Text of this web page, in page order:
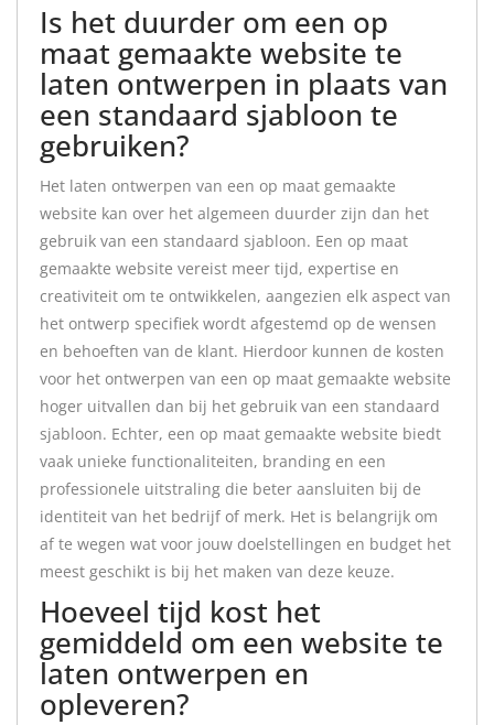
Is het duurder om een op
maat gemaakte website te
laten ontwerpen in plaats van
een standaard sjabloon te
gebruiken?
Het laten ontwerpen van een op maat gemaakte
website kan over het algemeen duurder zijn dan het
gebruik van een standaard sjabloon. Een op maat
gemaakte website vereist meer tijd, expertise en
creativiteit om te ontwikkelen, aangezien elk aspect van
het ontwerp specifiek wordt afgestemd op de wensen
en behoeften van de klant. Hierdoor kunnen de kosten
voor het ontwerpen van een op maat gemaakte website
hoger uitvallen dan bij het gebruik van een standaard
sjabloon. Echter, een op maat gemaakte website biedt
vaak unieke functionaliteiten, branding en een
professionele uitstraling die beter aansluiten bij de
identiteit van het bedrijf of merk. Het is belangrijk om
af te wegen wat voor jouw doelstellingen en budget het
meest geschikt is bij het maken van deze keuze.
Hoeveel tijd kost het
gemiddeld om een ​​website te
laten ontwerpen en
opleveren?